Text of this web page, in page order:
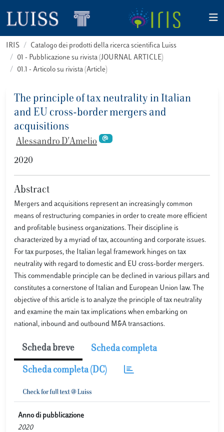
IRIS
Catalogo dei prodotti della ricerca scientifica Luiss
01 - Pubblicazione su rivista (JOURNAL ARTICLE)
01.1 - Articolo su rivista (Article)
The principle of tax neutrality in Italian
and EU cross-border mergers and
acquisitions
Alessandro D'Amelio
2020
Abstract
Mergers and acquisitions represent an increasingly common
means of restructuring companies in order to create more efficient
and profitable business organizations. Their discipline is
characterized by a myriad of tax, accounting and corporate issues.
For tax purposes, the Italian legal framework hinges on tax
neutrality with regard to domestic and EU cross-border mergers.
This commendable principle can be declined in various pillars and
constitutes a cornerstone of Italian and European Union law. The
objective of this article is to analyze the principle of tax neutrality
and examine the main tax implications when embarking on
national, inbound and outbound M&A transactions.
Scheda breve Scheda completa
Scheda completa (DC)
Anno di pubblicazione
2020